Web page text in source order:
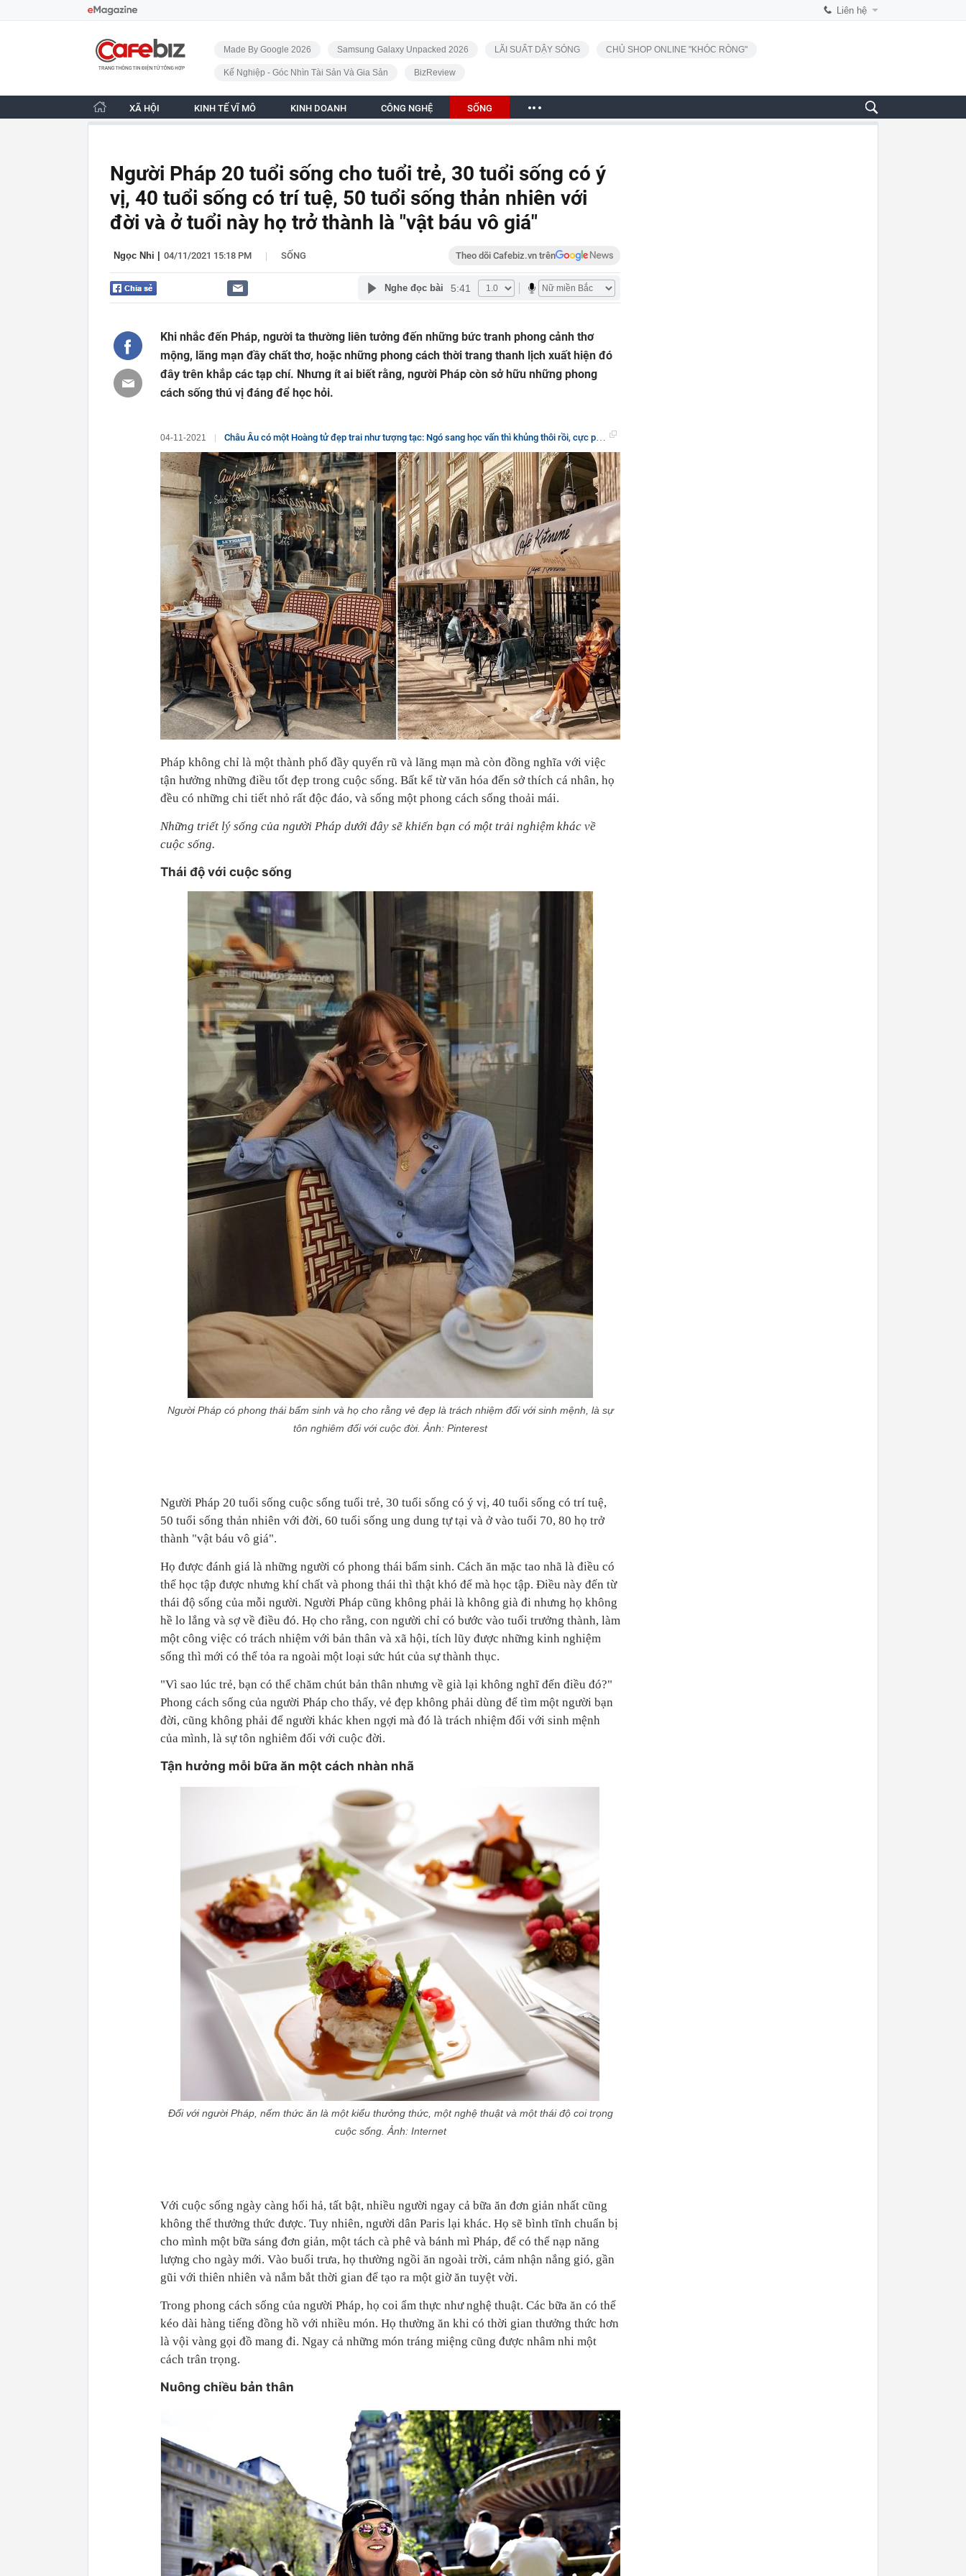
Liên hệ
CafeBiz - Trang chủ
Made By Google 2026 Samsung Galaxy Unpacked 2026 LÃI SUẤT DẬY SÓNG CHỦ SHOP ONLINE "KHÓC RÒNG"
Kế Nghiệp - Góc Nhìn Tài Sản Và Gia Sản BizReview
XÃ HỘI KINH TẾ VĨ MÔ KINH DOANH CÔNG NGHỆ SỐNG
Người Pháp 20 tuổi sống cho tuổi trẻ, 30 tuổi sống có ý
vị, 40 tuổi sống có trí tuệ, 50 tuổi sống thản nhiên với
đời và ở tuổi này họ trở thành là "vật báu vô giá"
Ngọc Nhi 04/11/2021 15:18 PM | SỐNG Theo dõi Cafebiz.vn trên
Nghe đọc bài 5:41
Khi nhắc đến Pháp, người ta thường liên tưởng đến những bức tranh phong cảnh thơ
mộng, lãng mạn đầy chất thơ, hoặc những phong cách thời trang thanh lịch xuất hiện đó
đây trên khắp các tạp chí. Nhưng ít ai biết rằng, người Pháp còn sở hữu những phong
cách sống thú vị đáng để học hỏi.
04-11-2021 Châu Âu có một Hoàng tử đẹp trai như tượng tạc: Ngó sang học vấn thì khủng thôi rồi, cực phẩm chính là đây!
Pháp không chỉ là một thành phố đầy quyến rũ và lãng mạn mà còn đồng nghĩa với việc
tận hưởng những điều tốt đẹp trong cuộc sống. Bất kể từ văn hóa đến sở thích cá nhân, họ
đều có những chi tiết nhỏ rất độc đáo, và sống một phong cách sống thoải mái.
Những triết lý sống của người Pháp dưới đây sẽ khiến bạn có một trải nghiệm khác về
cuộc sống.
Thái độ với cuộc sống
Người Pháp có phong thái bẩm sinh và họ cho rằng vẻ đẹp là trách nhiệm đối với sinh mệnh, là sự
tôn nghiêm đối với cuộc đời. Ảnh: Pinterest
Người Pháp 20 tuổi sống cuộc sống tuổi trẻ, 30 tuổi sống có ý vị, 40 tuổi sống có trí tuệ,
50 tuổi sống thản nhiên với đời, 60 tuổi sống ung dung tự tại và ở vào tuổi 70, 80 họ trở
thành "vật báu vô giá".
Họ được đánh giá là những người có phong thái bẩm sinh. Cách ăn mặc tao nhã là điều có
thể học tập được nhưng khí chất và phong thái thì thật khó để mà học tập. Điều này đến từ
thái độ sống của mỗi người. Người Pháp cũng không phải là không già đi nhưng họ không
hề lo lắng và sợ về điều đó. Họ cho rằng, con người chỉ có bước vào tuổi trưởng thành, làm
một công việc có trách nhiệm với bản thân và xã hội, tích lũy được những kinh nghiệm
sống thì mới có thể tỏa ra ngoài một loại sức hút của sự thành thục.
"Vì sao lúc trẻ, bạn có thể chăm chút bản thân nhưng về già lại không nghĩ đến điều đó?"
Phong cách sống của người Pháp cho thấy, vẻ đẹp không phải dùng để tìm một người bạn
đời, cũng không phải để người khác khen ngợi mà đó là trách nhiệm đối với sinh mệnh
của mình, là sự tôn nghiêm đối với cuộc đời.
Tận hưởng mỗi bữa ăn một cách nhàn nhã
Đối với người Pháp, nếm thức ăn là một kiểu thưởng thức, một nghệ thuật và một thái độ coi trọng
cuộc sống. Ảnh: Internet
Với cuộc sống ngày càng hối hả, tất bật, nhiều người ngay cả bữa ăn đơn giản nhất cũng
không thể thưởng thức được. Tuy nhiên, người dân Paris lại khác. Họ sẽ bình tĩnh chuẩn bị
cho mình một bữa sáng đơn giản, một tách cà phê và bánh mì Pháp, để có thể nạp năng
lượng cho ngày mới. Vào buổi trưa, họ thường ngồi ăn ngoài trời, cảm nhận nắng gió, gần
gũi với thiên nhiên và nắm bắt thời gian để tạo ra một giờ ăn tuyệt vời.
Trong phong cách sống của người Pháp, họ coi ẩm thực như nghệ thuật. Các bữa ăn có thể
kéo dài hàng tiếng đồng hồ với nhiều món. Họ thường ăn khi có thời gian thưởng thức hơn
là vội vàng gọi đồ mang đi. Ngay cả những món tráng miệng cũng được nhâm nhi một
cách trân trọng.
Nuông chiều bản thân